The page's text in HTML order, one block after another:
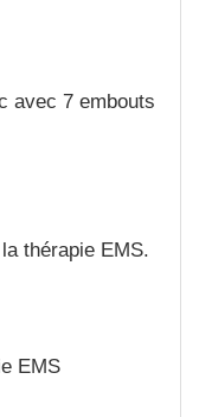
avec 7 embouts
thérapie EMS.
EMS